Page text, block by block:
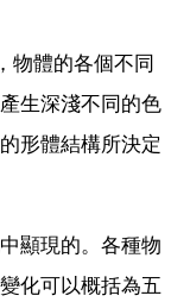
物體的各個不同
生深淺不同的色
形體結構所決定
顯現的。各種物
化可以概括為五